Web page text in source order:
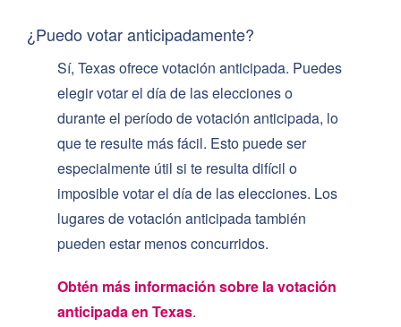
¿Puedo votar anticipadamente?
Sí, Texas ofrece votación anticipada. Puedes
elegir votar el día de las elecciones o
durante el período de votación anticipada, lo
que te resulte más fácil. Esto puede ser
especialmente útil si te resulta difícil o
imposible votar el día de las elecciones. Los
lugares de votación anticipada también
pueden estar menos concurridos.
Obtén más información sobre la votación
anticipada en Texas.